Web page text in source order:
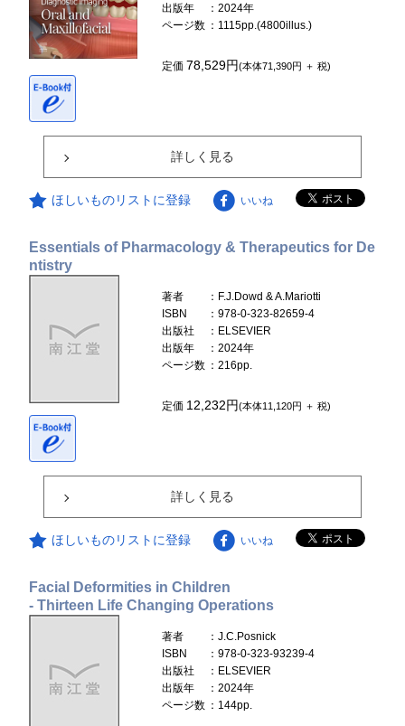
出版年
：2024年
ページ数 ：1115pp.(4800illus.)
定価 78,529円(本体71,390円 ＋ 税)
詳しく見る
ほしいものリストに登録 いいね
Essentials of Pharmacology & Therapeutics for De
ntistry
著者
：F.J.Dowd & A.Mariotti
ISBN
：978-0-323-82659-4
出版社
：ELSEVIER
出版年
：2024年
ページ数 ：216pp.
定価 12,232円(本体11,120円 ＋ 税)
詳しく見る
ほしいものリストに登録 いいね
Facial Deformities in Children
- Thirteen Life Changing Operations
著者
：J.C.Posnick
ISBN
：978-0-323-93239-4
出版社
：ELSEVIER
出版年
：2024年
ページ数 ：144pp.